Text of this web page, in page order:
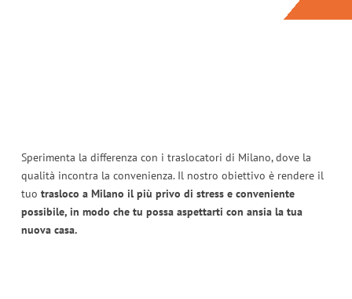
Sperimenta la differenza con i traslocatori di Milano, dove la
qualità incontra la convenienza. Il nostro obiettivo è rendere il
tuo trasloco a Milano il più privo di stress e conveniente
possibile, in modo che tu possa aspettarti con ansia la tua
nuova casa.